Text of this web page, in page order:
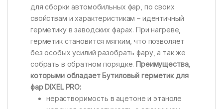
для сборки автомобильных фар, по своих
свойствам и характеристикам – идентичный
герметику в заводских фарах. При нагреве,
герметик становится мягким, что позволяет
без особых усилий разобрать фару, а так же
собрать в обратном порядке. Преимущества,
которыми обладает Бутиловый герметик для
фар DIXEL PRO:
нерастворимость в ацетоне и этаноле